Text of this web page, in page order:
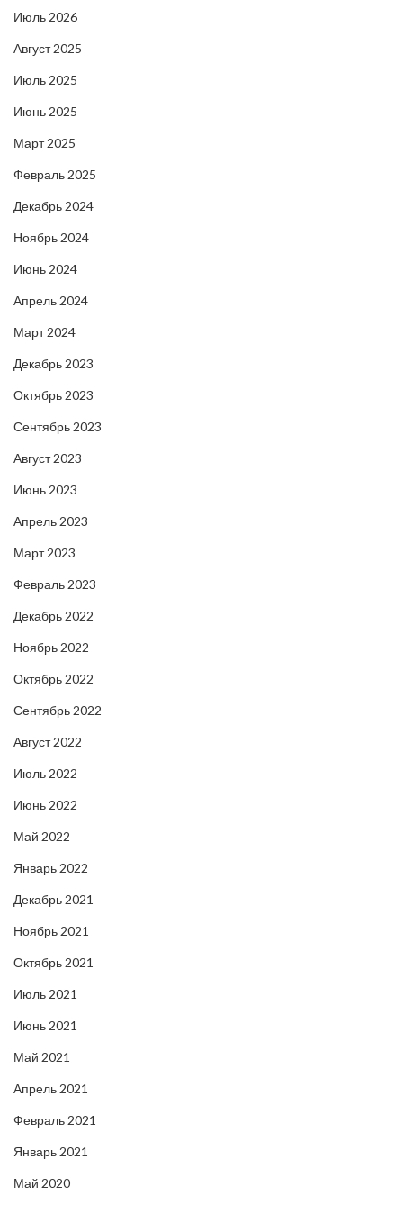
Июль 2026
Август 2025
Июль 2025
Июнь 2025
Март 2025
Февраль 2025
Декабрь 2024
Ноябрь 2024
Июнь 2024
Апрель 2024
Март 2024
Декабрь 2023
Октябрь 2023
Сентябрь 2023
Август 2023
Июнь 2023
Апрель 2023
Март 2023
Февраль 2023
Декабрь 2022
Ноябрь 2022
Октябрь 2022
Сентябрь 2022
Август 2022
Июль 2022
Июнь 2022
Май 2022
Январь 2022
Декабрь 2021
Ноябрь 2021
Октябрь 2021
Июль 2021
Июнь 2021
Май 2021
Апрель 2021
Февраль 2021
Январь 2021
Май 2020